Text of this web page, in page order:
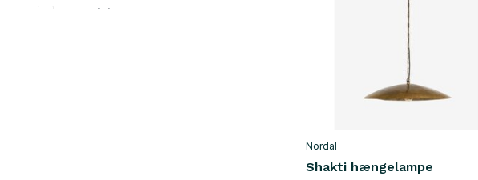
(7)
Nordal
Shakti hængelampe